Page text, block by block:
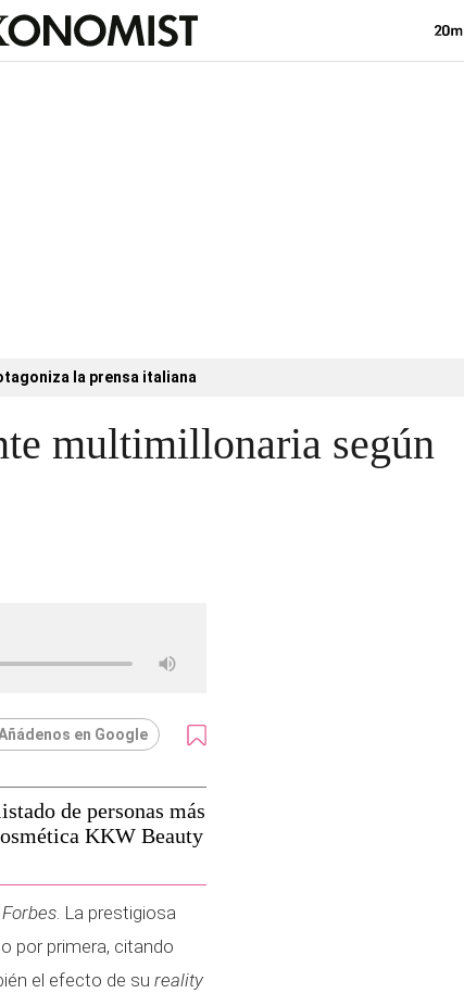
Volver
la prensa italiana
multimillonaria según
en Google
de personas más
KKW Beauty
Forbes. La prestigiosa
por primera, citando
el efecto de su reality